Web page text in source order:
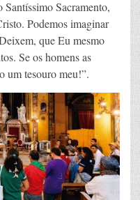
Sacramento,
Podemos imaginar
que Eu mesmo
Se os homens as
um tesouro meu!”.